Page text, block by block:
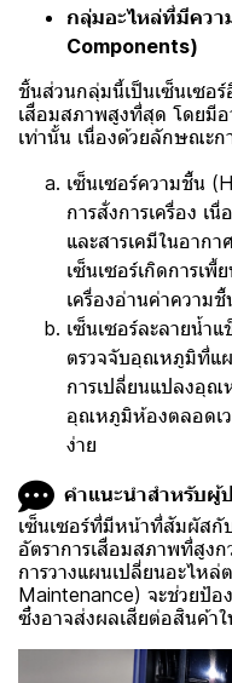
กลุ่มอะไหล่ที่มีควา
Components)
ชิ้นส่วนกลุ่มนี้เป็นเซ็นเซอ
เสื่อมสภาพสูงที่สุด โดยมี
เท่านั้น เนื่องด้วยลักษณะก
เซ็นเซอร์ความชื้น
การสั่งการเครื่อง เ
และสารเคมีในอาก
เซ็นเซอร์เกิดการเ
เครื่องอ่านค่าความ
เซ็นเซอร์ละลายน้ำ
ตรวจจับอุณหภูมิที่แ
การเปลี่ยนแปลงอุณ
อุณหภูมิห้องตลอดเ
ง่าย
คำแนะนำสำหรับผู้
เซ็นเซอร์ที่มีหน้าที่สัมผัสกั
อัตราการเสื่อมสภาพที่สูง
การวางแผนเปลี่ยนอะไหล่
Maintenance) จะช่วยป้อ
ซึ่งอาจส่งผลเสียต่อสินค้า